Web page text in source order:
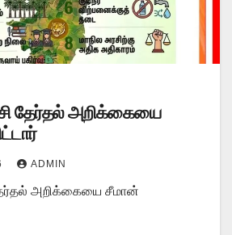
தேர்தல் அறிக்கையை
ADMIN
அறிக்கையை சீமான்